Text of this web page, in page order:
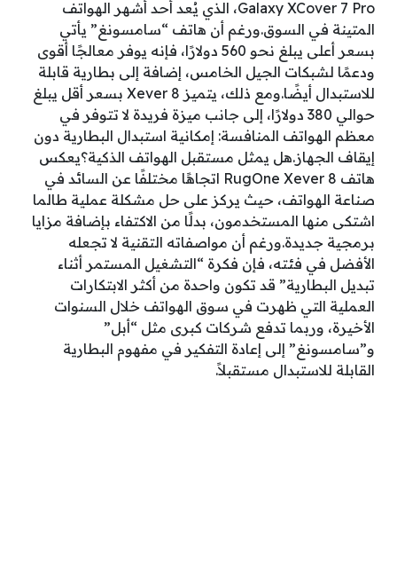
Galaxy XCover 7 Pro، الذي يُعد أحد أشهر الهواتف
المتينة في السوق.ورغم أن هاتف “سامسونغ” يأتي
بسعر أعلى يبلغ نحو 560 دولارًا، فإنه يوفر معالجًا أقوى
ودعمًا لشبكات الجيل الخامس، إضافة إلى بطارية قابلة
للاستبدال أيضًا.ومع ذلك، يتميز Xever 8 بسعر أقل يبلغ
حوالي 380 دولارًا، إلى جانب ميزة فريدة لا تتوفر في
معظم الهواتف المنافسة: إمكانية استبدال البطارية دون
إيقاف الجهاز.هل يمثل مستقبل الهواتف الذكية؟يعكس
هاتف RugOne Xever 8 اتجاهًا مختلفًا عن السائد في
صناعة الهواتف، حيث يركز على حل مشكلة عملية طالما
اشتكى منها المستخدمون، بدلًا من الاكتفاء بإضافة مزايا
برمجية جديدة.ورغم أن مواصفاته التقنية لا تجعله
الأفضل في فئته، فإن فكرة “التشغيل المستمر أثناء
تبديل البطارية” قد تكون واحدة من أكثر الابتكارات
العملية التي ظهرت في سوق الهواتف خلال السنوات
الأخيرة، وربما تدفع شركات كبرى مثل “أبل”
و”سامسونغ” إلى إعادة التفكير في مفهوم البطارية
القابلة للاستبدال مستقبلاً.